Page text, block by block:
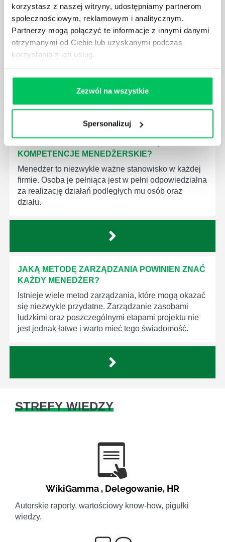
korzystasz z naszej witryny, udostępniamy partnerom
społecznościowym, reklamowym i analitycznym.
Partnerzy mogą połączyć te informacje z innymi danymi
otrzymanymi od Ciebie lub uzyskanymi podczas
korzystania z ich usług.
Zezwól na wszystkie
Spersonalizuj
POWINIEN MIEĆ BRYGADZISTA?
Nawet zespół złożony z doskonale wykształconych i
kompetentnych pracowników nie będzie w stanie
sprawnie realizować swoich zadań, jeśli zabraknie w
nim odpowiedniego kierownictwa. Zawsze
czynności wykonywane przez pracowników.
KOMPETENCJE MENEDŻERSKIE?
Menedżer to niezwykle ważne stanowisko w każdej
firmie. Osoba je pełniąca jest w pełni odpowiedzialna
za realizację działań podległych mu osób oraz
działu.
JAKĄ METODĘ ZARZĄDZANIA POWINIEN ZNAĆ
KAŻDY MENEDŻER?
Istnieje wiele metod zarządzania, które mogą okazać
się niezwykle przydatne. Zarządzanie zasobami
ludzkimi oraz poszczególnymi etapami projektu nie
jest jednak łatwe i warto mieć tego świadomość.
STREFY WIEDZY
WikiGamma , Delegowanie, HR
Autorskie raporty, wartościowy know-how, pigułki
wiedzy.